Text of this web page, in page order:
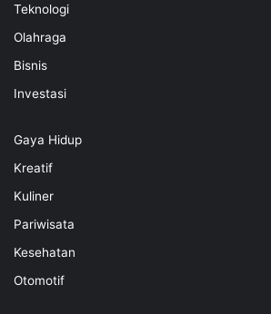
Teknologi
Olahraga
Bisnis
Investasi
Gaya Hidup
Kreatif
Kuliner
Pariwisata
Kesehatan
Otomotif